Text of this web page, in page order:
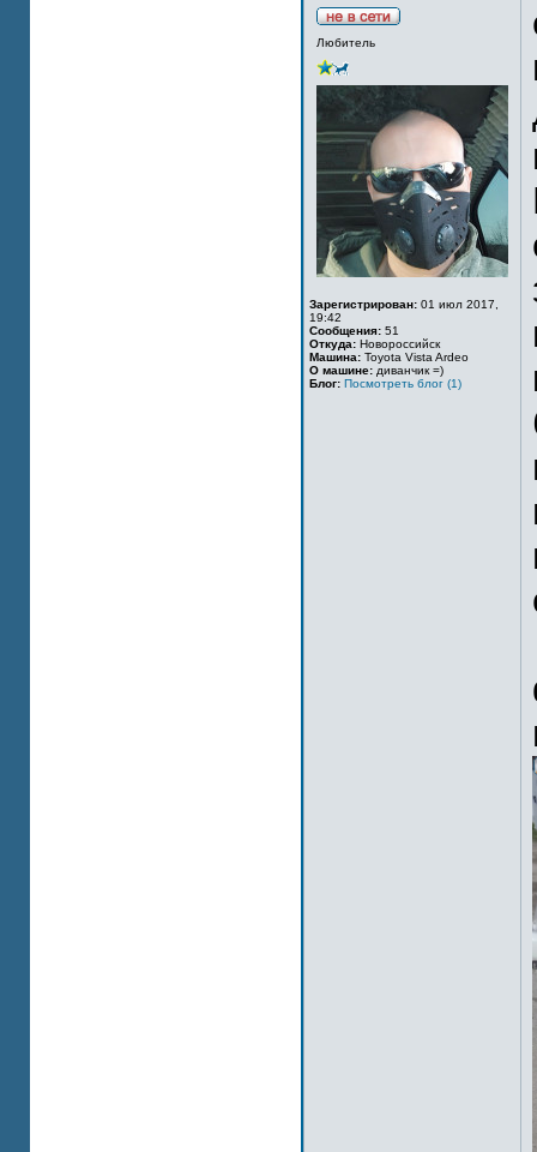
Любитель
Зарегистрирован: 01 июл 2017,
19:42
Сообщения: 51
Откуда: Новороссийск
Машина: Toyota Vista Ardeo
О машине: диванчик =)
Блог: Посмотреть блог (1)